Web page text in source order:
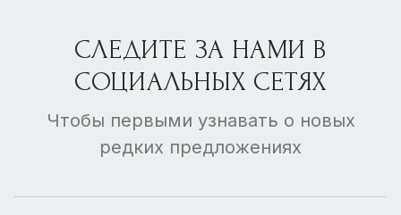
СЛЕДИТЕ ЗА НАМИ В
СОЦИАЛЬНЫХ СЕТЯХ
Чтобы первыми узнавать о новых
редких предложениях